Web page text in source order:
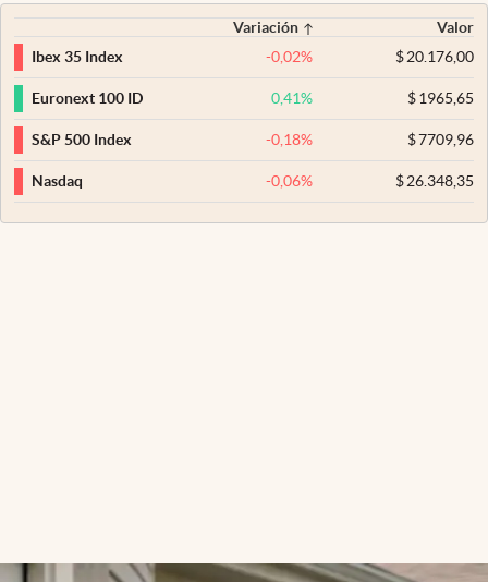
Variación
Valor
Ibex 35 Index
-0,02% $20.176,00
Euronext 100 ID 0,41% $1965,65
S&P 500 Index -0,18% $7709,96
Nasdaq -0,06% $26.348,35